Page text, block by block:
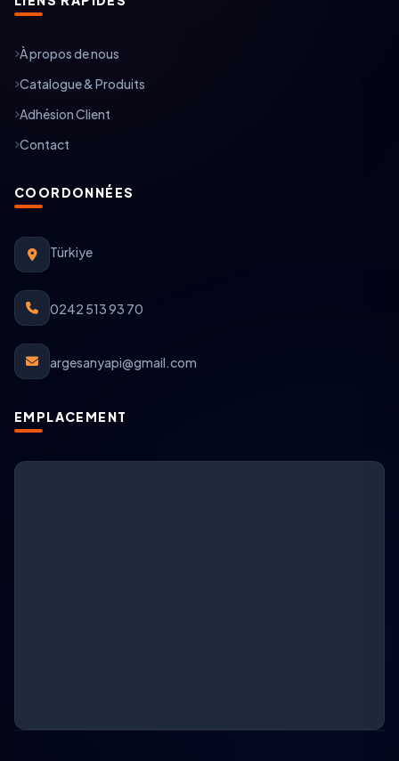
À propos de nous
Catalogue & Produits
Adhésion Client
Contact
COORDONNÉES
Türkiye
0242 513 93 70
argesanyapi@gmail.com
EMPLACEMENT